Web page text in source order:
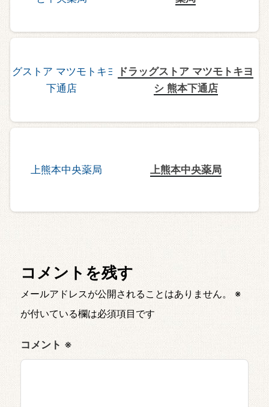
ドラッグストア マツモトキヨ
シ 熊本下通店
上熊本中央薬局
コメントを残す
メールアドレスが公開されることはありません。
※
が付いている欄は必須項目です
コメント ※